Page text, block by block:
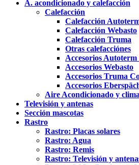
A. acondicionado y calefacción
Calefacción
Calefacción
Calefacción Webasto
Calefacción Truma
Otras calefacciónes
Accesorios
Accesorios Webasto
Accesorios Truma
Accesorios
Aire Acondicionado y
Televisión y antenas
Sección mascotas
Rastro
Rastro: Placas solares
Rastro: Agua
Rastro: Remis
Rastro: Televisión y